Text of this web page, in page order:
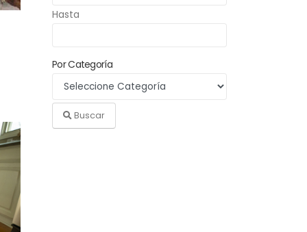
Hasta
Por Categoría
Buscar